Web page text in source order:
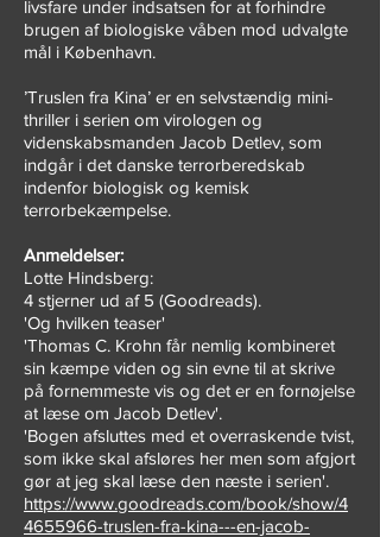
livsfare under indsatsen for at forhindre
brugen af biologiske våben mod udvalgte
mål i København.
’Truslen fra Kina’ er en selvstændig mini-
thriller i serien om virologen og
videnskabsmanden Jacob Detlev, som
indgår i det danske terrorberedskab
indenfor biologisk og kemisk
terrorbekæmpelse.
Anmeldelser:
Lotte Hindsberg:
4 stjerner ud af 5 (Goodreads).
'Og hvilken teaser'
'Thomas C. Krohn får nemlig kombineret
sin kæmpe viden og sin evne til at skrive
på fornemmeste vis og det er en fornøjelse
at læse om Jacob Detlev'.
'Bogen afsluttes med et overraskende tvist,
som ikke skal afsløres her men som afgjort
gør at jeg skal læse den næste i serien'.
https://www.goodreads.com/book/show/4
4655966-truslen-fra-kina---en-jacob-